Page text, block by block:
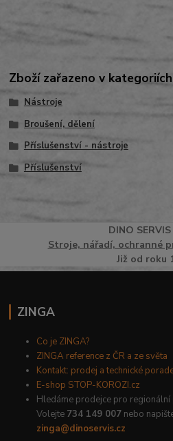
Zboží zařazeno v kategoriích
Nástroje
Broušení, dělení
Příslušenství - nástroje
Příslušenství
DINO SERVIS
Stroje, nářadí, ochranné
Již od roku
ZINGA
Co je ZINGA?
ZINGA reference z ČR a ze světa
Kontakt: prodej a technické
E-shop STOP-KOROZI.cz
Hledáme prodejce pro
Volejte 734 149 007 nebo
zinga@dinoservis.cz